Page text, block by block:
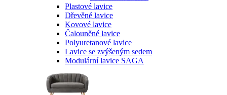
Plastové lavice
Dřevěné lavice
Kovové lavice
Čalouněné lavice
Polyuretanové lavice
Lavice se zvýšeným sedem
Modulární lavice SAGA